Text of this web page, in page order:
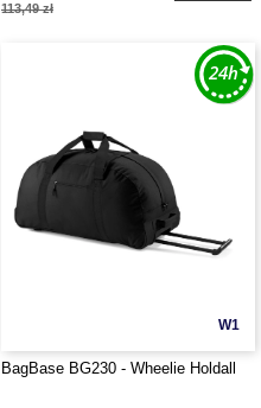
113,49 zł
W1
BagBase BG230 - Wheelie Holdall